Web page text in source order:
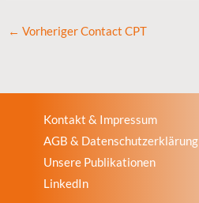
← Vorheriger Contact CPT
Kontakt & Impressum
AGB & Datenschutzerklärung
Unsere Publikationen
LinkedIn